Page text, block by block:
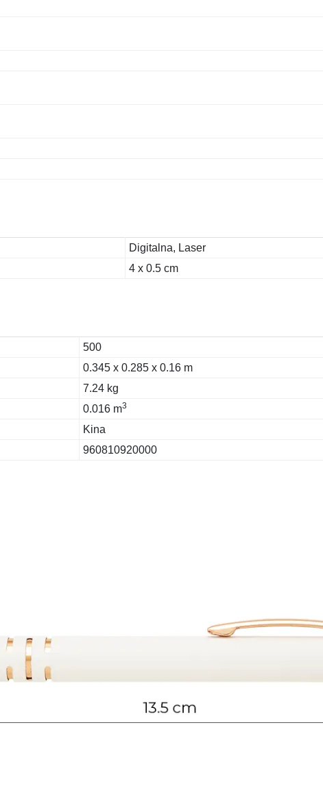
Digitalna, Laser
4 x 0.5 cm
500
0.345 x 0.285 x 0.16 m
7.24 kg
0.016 m3
Kina
960810920000